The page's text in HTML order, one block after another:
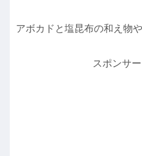
アボカドと塩昆布の和え物
スポンサ